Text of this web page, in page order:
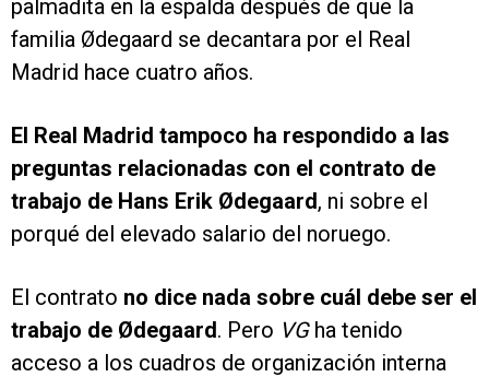
palmadita en la espalda después de que la
familia Ødegaard se decantara por el Real
Madrid hace cuatro años.
El Real Madrid tampoco ha respondido a las
preguntas relacionadas con el contrato de
trabajo de Hans Erik Ødegaard, ni sobre el
porqué del elevado salario del noruego.
El contrato no dice nada sobre cuál debe ser el
trabajo de Ødegaard. Pero VGha tenido
acceso a los cuadros de organización interna